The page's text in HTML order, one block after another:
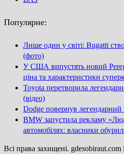
Популярне:
Лише один у світі: Bugatti
(фото)
У США випустять новий
ціна та характеристики
Toyota перетворила
(відео)
Dodge повернув легендарний
BMW запустила рекламу
автомобілях: власники
Всі права захищені.